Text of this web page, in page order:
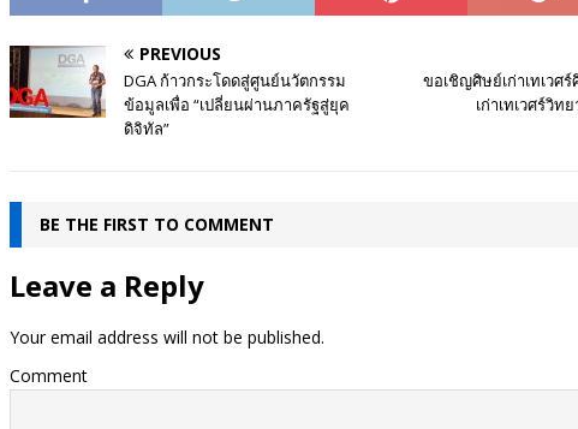
PREVIOUS
DGA ก้าวกระโดดสู่ศูนย์นวัตกรรม
ข้อมูลเพื่อ “เปลี่ยนผ่านภาครัฐสู่ยุค
ดิจิทัล”
ขอเชิญศิษย์เก่าเทเวศ
เก่าเทเวศร์วิ
BE THE FIRST TO COMMENT
Leave a Reply
Your email address will not be published.
Comment